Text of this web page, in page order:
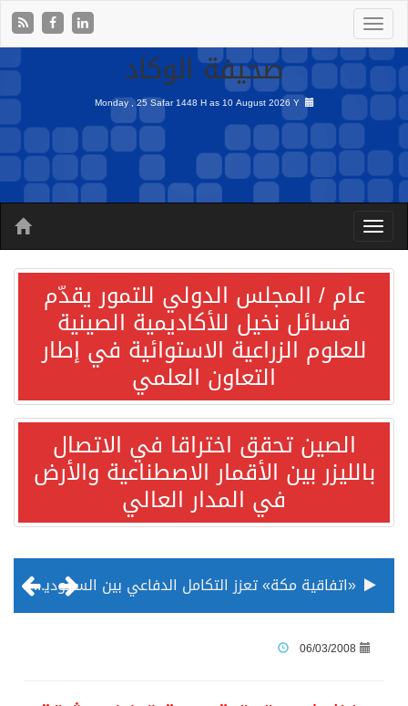
صحيفة الوكاد
Monday , 25 Safar 1448 H as10 August 2026 Y
عام / المجلس الدولي للتمور يقدّم
فسائل نخيل للأكاديمية الصينية
للعلوم الزراعية الاستوائية في إطار
التعاون العلمي
الصين تحقق اختراقا في الاتصال
بالليزر بين الأقمار الاصطناعية والأرض
في المدار العالي
«اتفاقية مكة» تعزز التكامل الدفاعي بين السعودية وتركيا وباكستان
06/03/2008